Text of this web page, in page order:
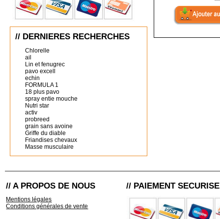
// DERNIERES RECHERCHES
Chlorelle
ail
Lin et fenugrec
pavo excell
echin
FORMULA 1
18 plus pavo
spray entie mouche
Nutri star
activ
probreed
grain sans avoine
Griffe du diable
Friandises chevaux
Masse musculaire
// A PROPOS DE NOUS
Mentions légales
Conditions générales de vente
// PAIEMENT SECURISE